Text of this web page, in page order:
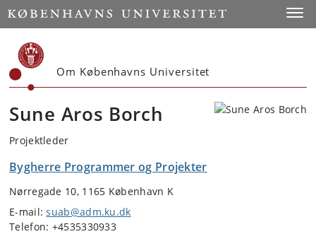
Start
Om Københavns Universitet
Sune Aros Borch
Projektleder
Bygherre Programmer og Projekter
Nørregade 10, 1165 København K
E-mail:suab@adm.ku.dk
Telefon: +4535330933